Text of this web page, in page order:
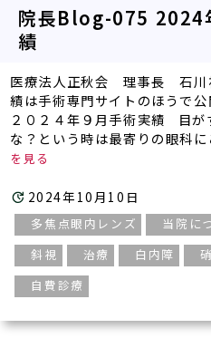
院長Blog-075 2024
績
医療法人正秋会 理事長 石川
績は手術専門サイトのほうで
２０２４年９月手術実績 目が
な？という時は最寄りの眼科
2024年10月10日
多焦点眼内レンズ 当院に
斜視
治療 白内障
自費診療